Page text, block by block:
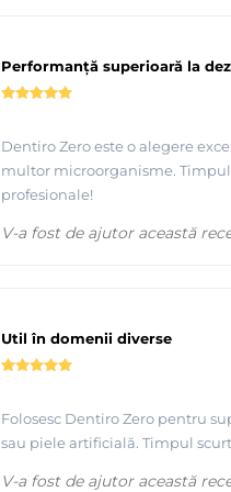
Performanță superioară la
Dentiro Zero este o alegere
multor microorganisme.
profesionale!
V-a fost de ajutor această
Util în domenii diverse
Folosesc Dentiro Zero pentru
sau piele artificială. Timpul
V-a fost de ajutor această